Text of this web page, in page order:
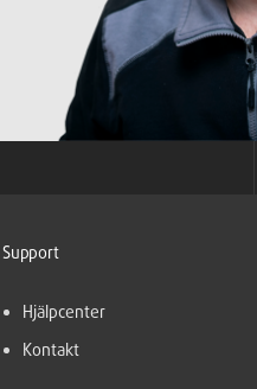
Support
Hjälpcenter
Kontakt